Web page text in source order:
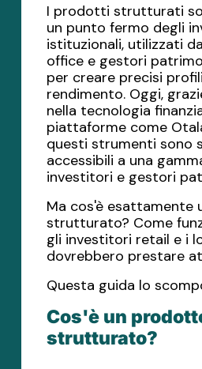
I prodotti strutturati
un punto fermo degli
istituzionali, utilizzati
office e gestori
per creare precisi
rendimento. Oggi,
nella tecnologia
piattaforme come
questi strumenti sono
accessibili a una
investitori e gestori
Ma cos'è esattamente
strutturato? Come
gli investitori retail e i
dovrebbero prestare
Questa guida lo
Cos'è un
strutturato?